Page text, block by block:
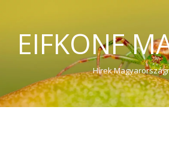
EIFKONF
Hírek